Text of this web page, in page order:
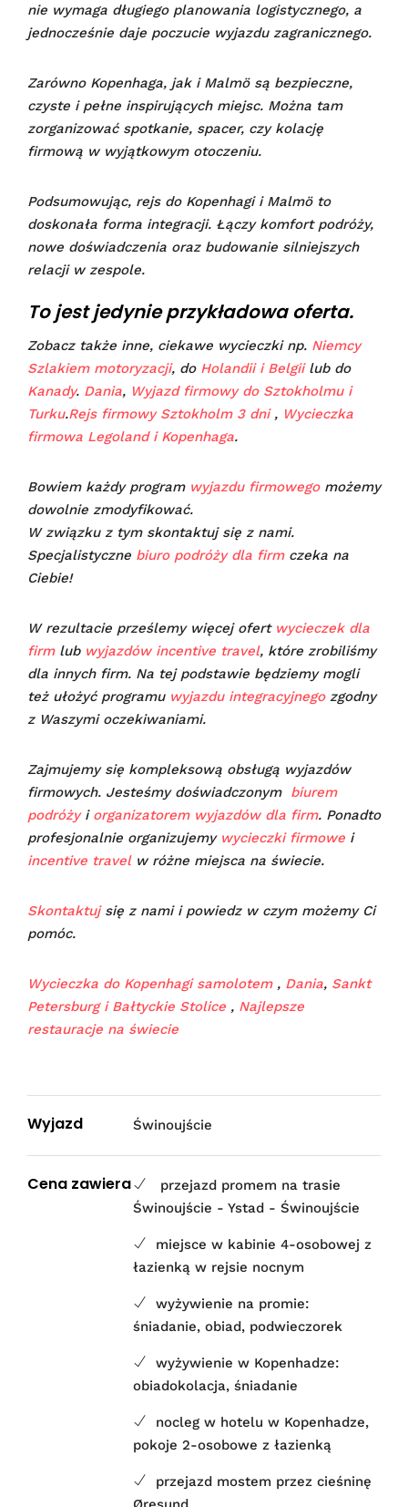
nie wymaga długiego planowania logistycznego, a
jednocześnie daje poczucie wyjazdu zagranicznego.
Zarówno Kopenhaga, jak i Malmö są bezpieczne,
czyste i pełne inspirujących miejsc. Można tam
zorganizować spotkanie, spacer, czy kolację
firmową w wyjątkowym otoczeniu.
Podsumowując, rejs do Kopenhagi i Malmö to
doskonała forma integracji. Łączy komfort podróży,
nowe doświadczenia oraz budowanie silniejszych
relacji w zespole.
To jest jedynie przykładowa oferta.
Zobacz także inne, ciekawe wycieczki np. Niemcy
Szlakiem motoryzacji, do Holandii i Belgiilub do
Kanady. Dania, Wyjazd firmowy do Sztokholmu i
Turku.Rejs firmowy Sztokholm 3 dni, Wycieczka
firmowa Legoland i Kopenhaga.
Bowiem każdy program wyjazdu firmowegomożemy
dowolnie zmodyfikować.
W związku z tym skontaktuj się z nami.
Specjalistyczne biuro podróży dla firmczeka na
Ciebie!
W rezultacie prześlemy więcej ofert wycieczek dla
firmlub wyjazdów incentive travel, które zrobiliśmy
dla innych firm. Na tej podstawie będziemy mogli
też ułożyć programu wyjazdu integracyjnegozgodny
z Waszymi oczekiwaniami.
Zajmujemy się kompleksową obsługą wyjazdów
firmowych. Jesteśmy doświadczonym biurem
podróżyi organizatorem wyjazdów dla firm. Ponadto
profesjonalnie organizujemy wycieczki firmowe i
incentive travelw różne miejsca na świecie.
Skontaktujsię z nami i powiedz w czym możemy Ci
pomóc.
Wycieczka do Kopenhagi samolotem, Dania, Sankt
Petersburg i Bałtyckie Stolice , Najlepsze
restauracje na świecie
Wyjazd Świnoujście
Cena zawiera
przejazd promem na trasie
Świnoujście - Ystad - Świnoujście
miejsce w kabinie 4-osobowej z
łazienką w rejsie nocnym
wyżywienie na promie:
śniadanie, obiad, podwieczorek
wyżywienie w Kopenhadze:
obiadokolacja, śniadanie
nocleg w hotelu w Kopenhadze,
pokoje 2-osobowe z łazienką
przejazd mostem przez cieśninę